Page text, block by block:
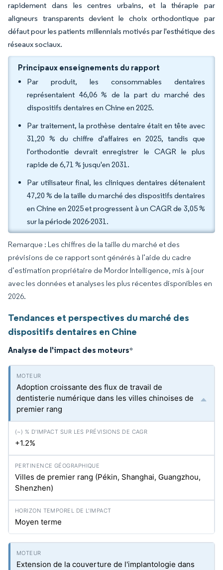
rapidement dans les centres urbains, et la thérapie par
aligneurs transparents devient le choix orthodontique par
défaut pour les patients millennials motivés par l'esthétique des
réseaux sociaux.
Principaux enseignements du rapport
Par produit, les consommables dentaires
représentaient 46,06 % de la part du marché des
dispositifs dentaires en Chine en 2025.
Par traitement, la prothèse dentaire était en tête avec
31,20 % du chiffre d'affaires en 2025, tandis que
l'orthodontie devrait enregistrer le CAGR le plus
rapide de 6,71 % jusqu'en 2031.
Par utilisateur final, les cliniques dentaires détenaient
47,20 % de la taille du marché des dispositifs dentaires
en Chine en 2025 et progressent à un CAGR de 3,05 %
sur la période 2026-2031.
Remarque : Les chiffres de la taille du marché et des
prévisions de ce rapport sont générés à l’aide du cadre
d’estimation propriétaire de Mordor Intelligence, mis à jour
avec les données et analyses les plus récentes disponibles en
2026.
Tendances et perspectives du marché des
dispositifs dentaires en Chine
Analyse de l'impact des moteurs*
Adoption croissante des flux de travail de
dentisterie numérique dans les villes chinoises de
premier rang
+1.2%
Villes de premier rang (Pékin, Shanghai, Guangzhou,
Shenzhen)
Moyen terme
Extension de la couverture de l'implantologie dans